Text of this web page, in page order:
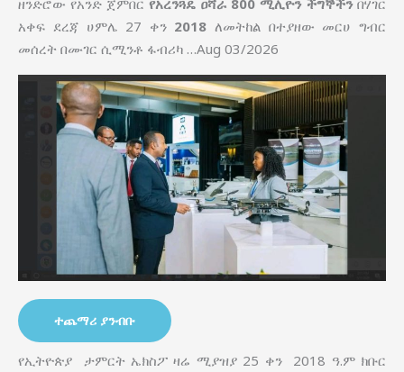
አቀፍ ደረጃ ሀምሌ 27 ቀን 2018ለመትከል በተያዘው መርሀ ግብር
መሰረት በሙገር ሲሚንቶ ፋብሪካ …Aug 03/2026
ተጨማሪ ያንብቡ
የኢትዮጵያ ታምርት ኤክስፖ ዛሬ ሚያዝያ 25 ቀን 2018 ዓ.ም ክቡር